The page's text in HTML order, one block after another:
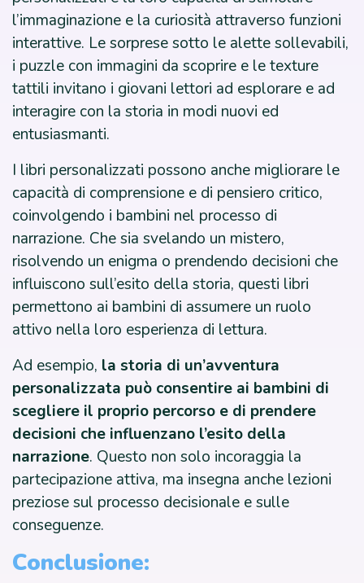
l’immaginazione e la curiosità attraverso funzioni
interattive. Le sorprese sotto le alette sollevabili,
i puzzle con immagini da scoprire e le texture
tattili invitano i giovani lettori ad esplorare e ad
interagire con la storia in modi nuovi ed
entusiasmanti.
I libri personalizzati possono anche migliorare le
capacità di comprensione e di pensiero critico,
coinvolgendo i bambini nel processo di
narrazione. Che sia svelando un mistero,
risolvendo un enigma o prendendo decisioni che
influiscono sull’esito della storia, questi libri
permettono ai bambini di assumere un ruolo
attivo nella loro esperienza di lettura.
Ad esempio, la storia di un’avventura
personalizzata può consentire ai bambini di
scegliere il proprio percorso e di prendere
decisioni che influenzano l’esito della
narrazione. Questo non solo incoraggia la
partecipazione attiva, ma insegna anche lezioni
preziose sul processo decisionale e sulle
conseguenze.
Conclusione: